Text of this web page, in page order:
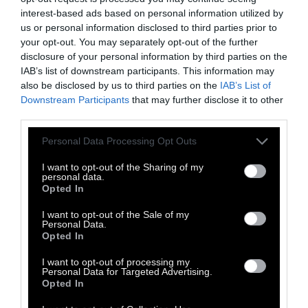
interest-based ads based on personal information utilized by
us or personal information disclosed to third parties prior to
your opt-out. You may separately opt-out of the further
disclosure of your personal information by third parties on the
IAB’s list of downstream participants. This information may
also be disclosed by us to third parties on the IAB’s List of
Downstream Participants that may further disclose it to other
Personal Data Processing Opt Outs
I want to opt-out of the Sharing of my
personal data.
Opted In
I want to opt-out of the Sale of my
Personal Data.
Opted In
I want to opt-out of processing my
Personal Data for Targeted Advertising.
Opted In
διανοητικής τράπουλας που ονομάζεται
πεσιμισμός, σύμφωνα με τον οποίο δεν
υπάρχει χειρότερο πράγμα στον κόσμο από
τον πόνο, λες και δεν υπάρχουν η ανία, η
πλήξη, αυτά ακριβώς που καταπολεμούν οι
χαρτοπαίκτες».